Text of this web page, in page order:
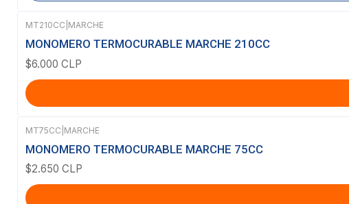
MT210CC MARCHE
MONOMERO TERMOCURABLE MARCHE 210CC
$6.000 CLP
MT75CC MARCHE
MONOMERO TERMOCURABLE MARCHE 75CC
$2.650 CLP